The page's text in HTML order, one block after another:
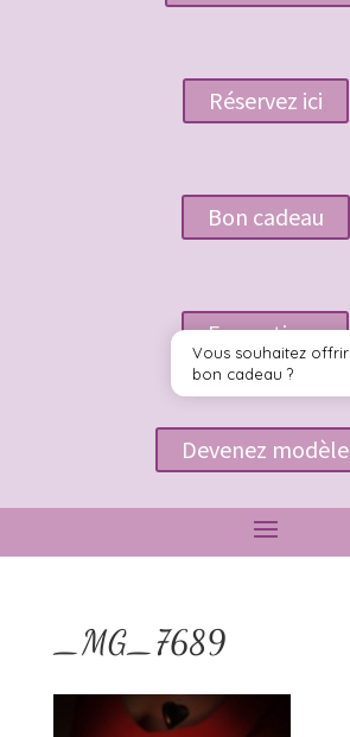
Réservez ici
Bon cadeau
Formations
Devenez modèle
_MG_7689